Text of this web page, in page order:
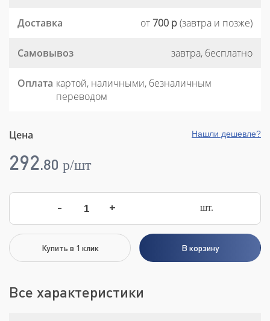
Доставка от 700 р(завтра и позже)
Самовывоз завтра, бесплатно
Оплата картой, наличными, безналичным
переводом
Цена
292.80 p/шт
Нашли дешевле?
- + шт.
Купить в 1 клик В корзину
Все характеристики